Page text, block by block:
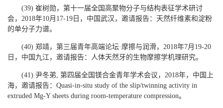
(39) 崔树勋，第十一届全国高聚物分子与结构表征学术研讨
会，2018年10月17-19日，中国武汉，邀请报告：天然纤维素和淀粉
的单分子力谱。
(40) 郑靖，第三届青年高端论坛·摩擦与润滑，2018年7月19-20
日，中国九江，邀请报告：人体天然牙的生物摩擦学机理研究。
(41) 尹冬弟, 第四届全国镁合金青年学术会议，2018年，中国上
海，邀请报告：Quasi-in-situ study of the slip/twinning activity in
extruded Mg-Y sheets during room-temperature compression。